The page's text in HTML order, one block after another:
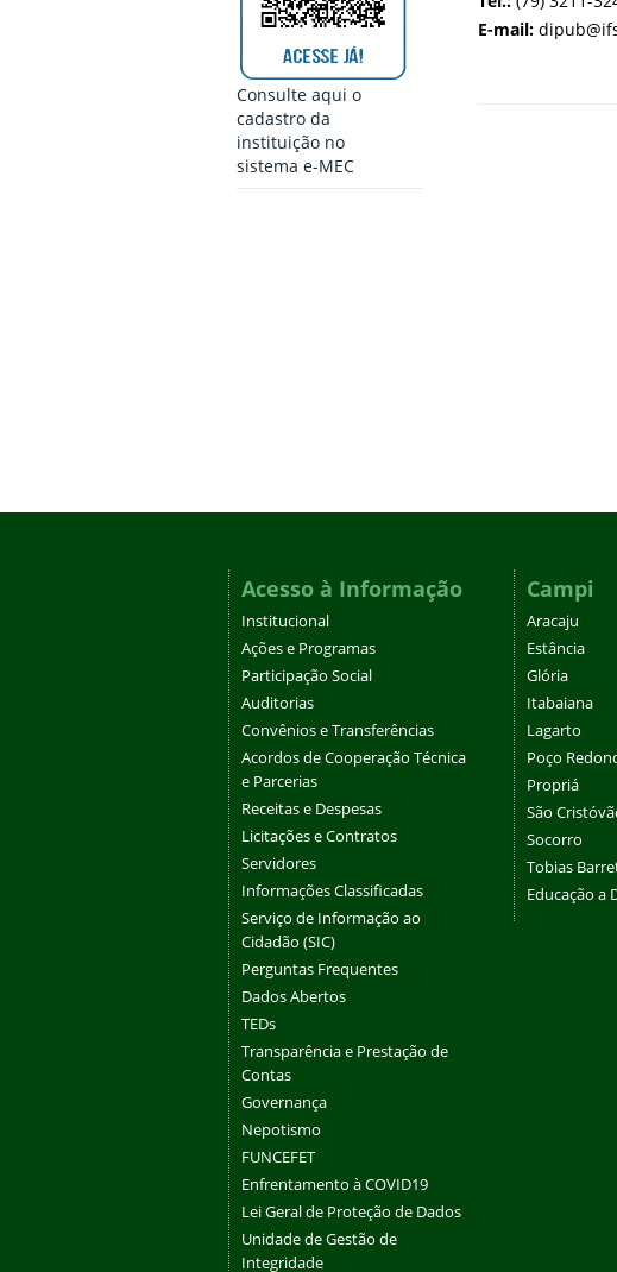
Consulte aqui o
cadastro da
instituição no
sistema e-MEC
E-mail:
Acesso à Informação
Institucional
Ações e Programas
Participação Social
Auditorias
Convênios e Transferências
Acordos de Cooperação Técnica
e Parcerias
Receitas e Despesas
Licitações e Contratos
Servidores
Informações Classificadas
Serviço de Informação ao
Cidadão (SIC)
Perguntas Frequentes
Dados Abertos
TEDs
Transparência e Prestação de
Contas
Governança
Nepotismo
FUNCEFET
Enfrentamento à COVID19
Lei Geral de Proteção de Dados
Unidade de Gestão de
Integridade
Campi
Aracaju
Estância
Glória
Itabaiana
Lagarto
Poço
Propriá
São
Socorro
Tobias
Educação a